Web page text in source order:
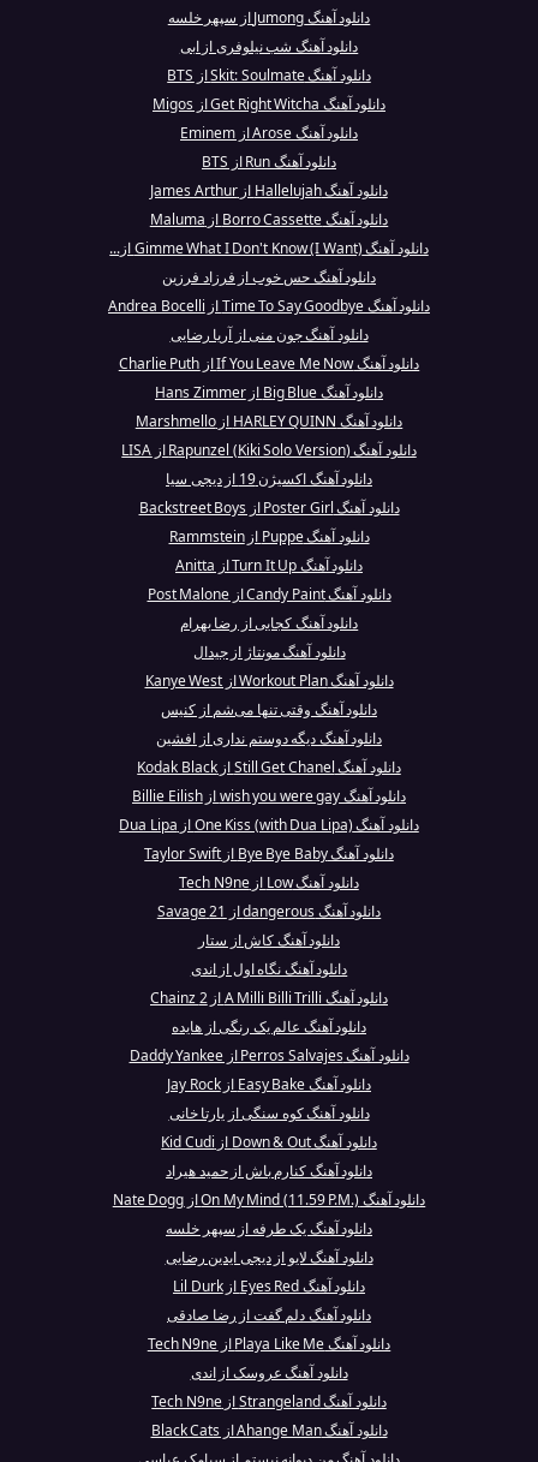
دانلود آهنگ Jumong از سپهر خلسه
دانلود آهنگ شب نیلوفری از ابی
دانلود آهنگ Skit: Soulmate از BTS
دانلود آهنگ Get Right Witcha از Migos
دانلود آهنگ Arose از Eminem
دانلود آهنگ Run از BTS
دانلود آهنگ Hallelujah از James Arthur
دانلود آهنگ Borro Cassette از Maluma
دانلود آهنگ Gimme What I Don't Know (I Want) از...
دانلود آهنگ حس خوب از فرزاد فرزین
دانلود آهنگ Time To Say Goodbye از Andrea Bocelli
دانلود آهنگ جون منی از آریا رضایی
دانلود آهنگ If You Leave Me Now از Charlie Puth
دانلود آهنگ Big Blue از Hans Zimmer
دانلود آهنگ HARLEY QUINN از Marshmello
دانلود آهنگ Rapunzel (Kiki Solo Version) از LISA
دانلود آهنگ اکسیژن 19 از دیجی سیا
دانلود آهنگ Poster Girl از Backstreet Boys
دانلود آهنگ Puppe از Rammstein
دانلود آهنگ Turn It Up از Anitta
دانلود آهنگ Candy Paint از Post Malone
دانلود آهنگ کجایی از رضا بهرام
دانلود آهنگ مونتاژ از جیدال
دانلود آهنگ Workout Plan از Kanye West
دانلود آهنگ وقتی تنها می‌شم از کنیس
دانلود آهنگ دیگه دوستم نداری از افشین
دانلود آهنگ Still Get Chanel از Kodak Black
دانلود آهنگ wish you were gay از Billie Eilish
دانلود آهنگ One Kiss (with Dua Lipa) از Dua Lipa
دانلود آهنگ Bye Bye Baby از Taylor Swift
دانلود آهنگ Low از Tech N9ne
دانلود آهنگ dangerous از 21 Savage
دانلود آهنگ کاش از ستار
دانلود آهنگ نگاه اول از اندی
دانلود آهنگ A Milli Billi Trilli از 2 Chainz
دانلود آهنگ عالم یک رنگی از هایده
دانلود آهنگ Perros Salvajes از Daddy Yankee
دانلود آهنگ Easy Bake از Jay Rock
دانلود آهنگ کوه سنگی از یارتا خانی
دانلود آهنگ Down & Out از Kid Cudi
دانلود آهنگ کنارم باش از حمید هیراد
دانلود آهنگ On My Mind (11.59 P.M.) از Nate Dogg
دانلود آهنگ یک طرفه از سپهر خلسه
دانلود آهنگ لایو از دیجی ایدین رضایی
دانلود آهنگ Eyes Red از Lil Durk
دانلود آهنگ دلم گفت از رضا صادقی
دانلود آهنگ Playa Like Me از Tech N9ne
دانلود آهنگ عروسک از اندی
دانلود آهنگ Strangeland از Tech N9ne
دانلود آهنگ Ahange Man از Black Cats